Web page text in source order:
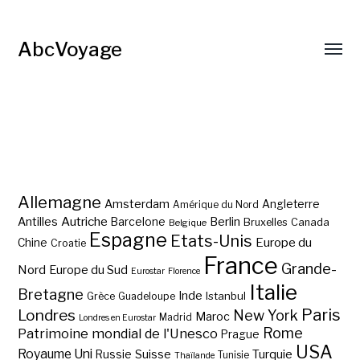
AbcVoyage
Allemagne Amsterdam Amérique du Nord Angleterre
Antilles Autriche Barcelone Belgique Berlin Bruxelles Canada
Chine Croatie Espagne Etats-Unis Europe du
Nord Europe du Sud Eurostar Florence France Grande-
Bretagne Grèce Guadeloupe Inde Istanbul Italie
Londres Londres en Eurostar Madrid Maroc New York Paris
Patrimoine mondial de l'Unesco Prague Rome
Royaume Uni Russie Suisse Thaïlande Tunisie Turquie USA